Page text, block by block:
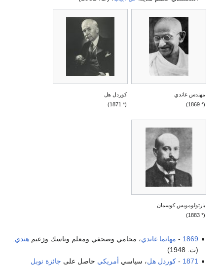
مهندس غاندي
(* 1869)
كوردل هل
(* 1871)
بارتولومويس كوسمان
(* 1883)
1869
- مهاتما غاندي، محامي وصحفي ومعلم وناسك وزعيمهندي
(ت. 1948)
1871
-كوردل هل، سياسي أمريكي حاصل على جائزة نوبل